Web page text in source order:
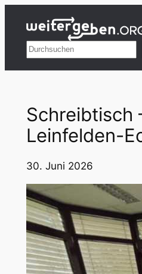
Inhalt
springenSuchen
Schreibtisch
Leinfelden-
30. Juni 2026